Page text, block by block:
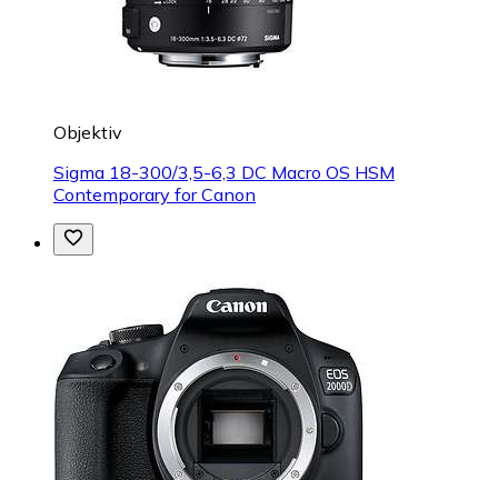
Objektiv
Sigma 18-300/3,5-6,3 DC Macro OS HSM
Contemporary for Canon